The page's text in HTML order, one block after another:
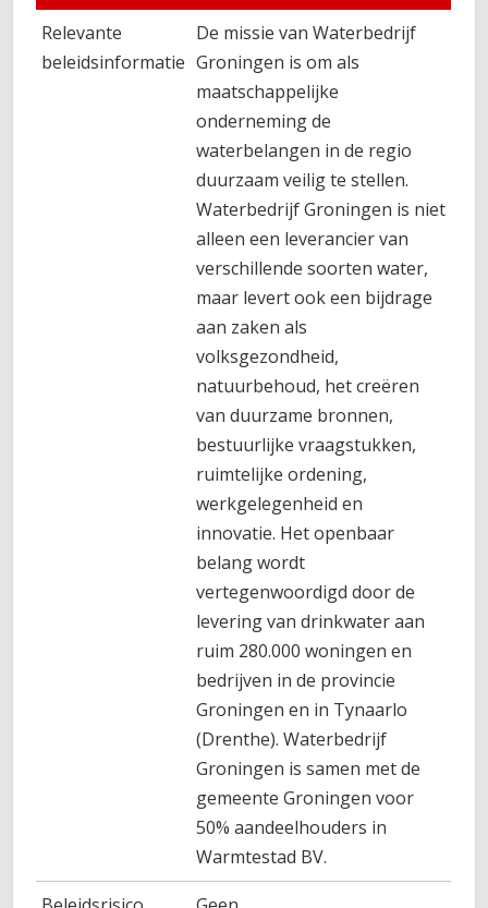
Relevante
beleidsinformatie
De missie van Waterbedrijf
Groningen is om als
maatschappelijke
onderneming de
waterbelangen in de regio
duurzaam veilig te stellen.
Waterbedrijf Groningen is niet
alleen een leverancier van
verschillende soorten water,
maar levert ook een bijdrage
aan zaken als
volksgezondheid,
natuurbehoud, het creëren
van duurzame bronnen,
bestuurlijke vraagstukken,
ruimtelijke ordening,
werkgelegenheid en
innovatie. Het openbaar
belang wordt
vertegenwoordigd door de
levering van drinkwater aan
ruim 280.000 woningen en
bedrijven in de provincie
Groningen en in Tynaarlo
(Drenthe). Waterbedrijf
Groningen is samen met de
gemeente Groningen voor
50% aandeelhouders in
Warmtestad BV.